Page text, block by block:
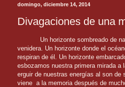
domingo, diciembre 14, 2014
Divagaciones de una
Un horizonte sombreado de
venidera. Un horizonte donde el
respiran de él. Un horizonte
esbozamos nuestra primera mirada a
erguir de nuestras energías al son de
viene a la memoria después de